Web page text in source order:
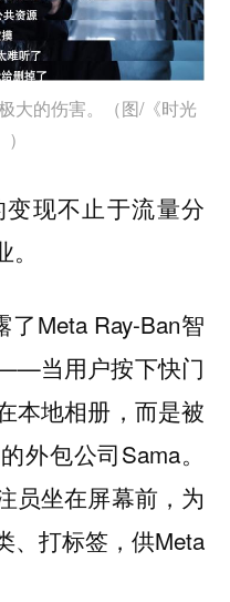
大的伤害。（图/《时光
现不止于流量分
Meta Ray-Ban智
当用户按下快门
本地相册，而是被
外包公司Sama。
员坐在屏幕前，为
、打标签，供Meta